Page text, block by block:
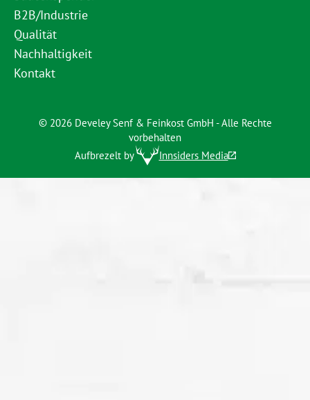
B2B/Industrie
Qualität
Nachhaltigkeit
Kontakt
© 2026 Develey Senf & Feinkost GmbH - Alle Rechte
vorbehalten
Aufbrezelt by
Innsiders Media